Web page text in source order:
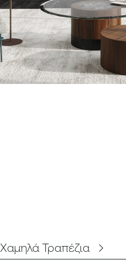
Χαμηλά Τραπέζια